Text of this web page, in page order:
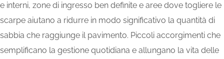
e interni, zone di ingresso ben definite e aree dove togliere le
scarpe aiutano a ridurre in modo significativo la quantità di
sabbia che raggiunge il pavimento. Piccoli accorgimenti che
semplificano la gestione quotidiana e allungano la vita delle